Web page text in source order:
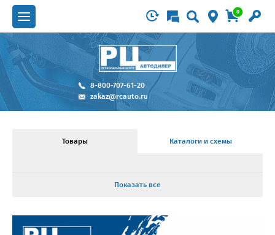
0
8-800-707-61-20
zakaz@rcauto.ru
Товары Каталоги и схемы
Показать все